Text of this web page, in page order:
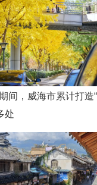
间，威海市累计打造
处